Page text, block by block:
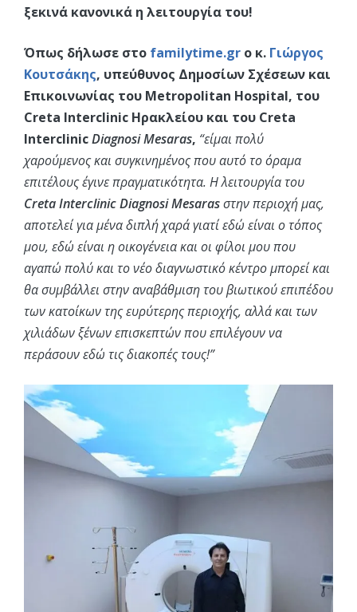
ξεκινά κανονικά η λειτουργία του!
Όπως δήλωσε στο familytime.gr ο κ. Γιώργος
Κουτσάκης, υπεύθυνος Δημοσίων Σχέσεων και
Επικοινωνίας του Metropolitan Hospital, του
Creta Interclinic Ηρακλείου και του Creta
InterclinicDiagnosi Mesaras, “είμαι πολύ
χαρούμενος και συγκινημένος που αυτό το όραμα
επιτέλους έγινε πραγματικότητα. Η λειτουργία του
Creta InterclinicDiagnosi Mesarasστην περιοχή μας,
αποτελεί για μένα διπλή χαρά γιατί εδώ είναι ο τόπος
μου, εδώ είναι η οικογένεια και οι φίλοι μου που
αγαπώ πολύ και το νέο διαγνωστικό κέντρο μπορεί και
θα συμβάλλει στην αναβάθμιση του βιωτικού επιπέδου
των κατοίκων της ευρύτερης περιοχής, αλλά και των
χιλιάδων ξένων επισκεπτών που επιλέγουν να
περάσουν εδώ τις διακοπές τους!”